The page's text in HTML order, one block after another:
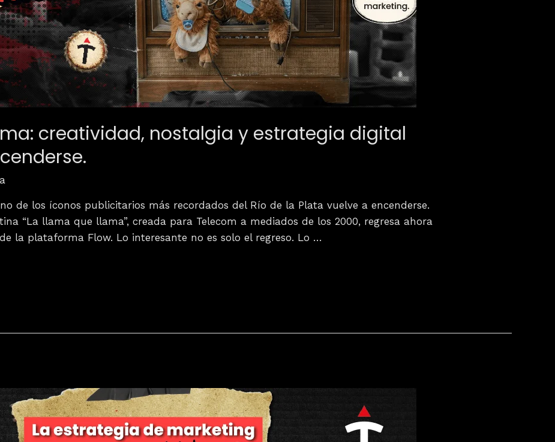
creatividad, nostalgia y estrategia digital
de los íconos publicitarios más recordados del Río de la Plata vuelve a encenderse.
“La llama que llama”, creada para Telecom a mediados de los 2000, regresa ahora
la plataforma Flow. Lo interesante no es solo el regreso. Lo …